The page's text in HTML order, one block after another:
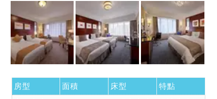
房型 面積 床型 特點